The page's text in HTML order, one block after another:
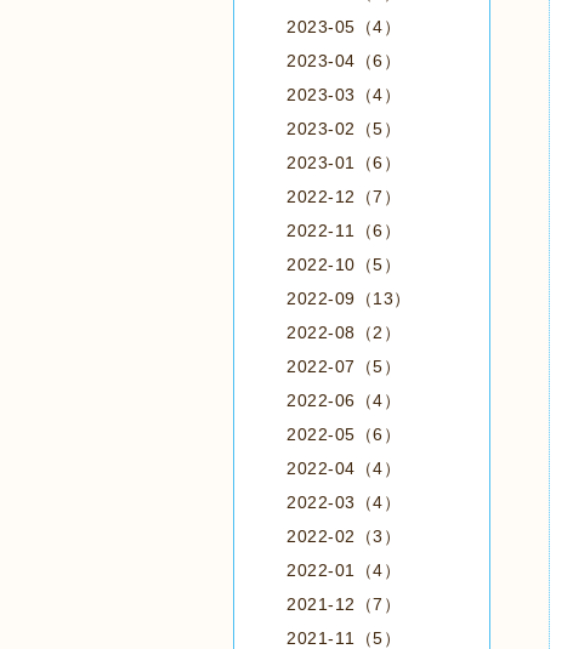
2023-05（4）
2023-04（6）
2023-03（4）
2023-02（5）
2023-01（6）
2022-12（7）
2022-11（6）
2022-10（5）
2022-09（13）
2022-08（2）
2022-07（5）
2022-06（4）
2022-05（6）
2022-04（4）
2022-03（4）
2022-02（3）
2022-01（4）
2021-12（7）
2021-11（5）